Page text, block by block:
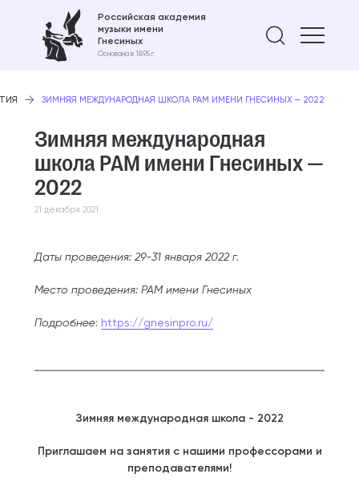
Российская академия
музыки имени
Гнесиных
Основана в 1895 г.
Найти
ЗИМНЯЯ МЕЖДУНАРОДНАЯ ШКОЛА РАМ ИМЕНИ ГНЕСИНЫХ — 2022
Зимняя международная
школа РАМ имени Гнесиных —
2022
21 декабря 2021
Даты проведения: 29-31 января 2022 г.
Место проведения: РАМ имени Гнесиных
Подробнее: https://gnesinpro.ru/
Зимняя международная школа - 2022
Приглашаем на занятия с нашими профессорами и
преподавателями!